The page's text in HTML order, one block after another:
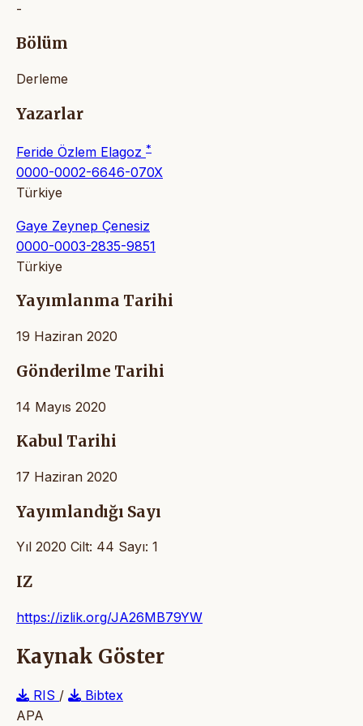
-
Bölüm
Derleme
Yazarlar
Feride Özlem Elagoz *
0000-0002-6646-070X
Türkiye
Gaye Zeynep Çenesiz
0000-0003-2835-9851
Türkiye
Yayımlanma Tarihi
19 Haziran 2020
Gönderilme Tarihi
14 Mayıs 2020
Kabul Tarihi
17 Haziran 2020
Yayımlandığı Sayı
Yıl 2020 Cilt: 44 Sayı: 1
IZ
https://izlik.org/JA26MB79YW
Kaynak Göster
RIS /
Bibtex
APA